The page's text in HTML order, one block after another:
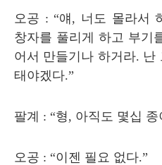
오공 : “얘 , 너도 몰라서
창자를 풀리게 하고 부기
어서 만들기나 하거라. 난
태야겠다.”
팔계 : “형, 아직도 몇십 종
오공 : “이젠 필요 없다.”